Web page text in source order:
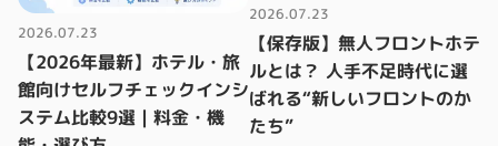
2026.07.23
【2026年最新】ホテル・旅
館向けセルフチェックインシ
ステム比較9選｜料金・機
2026.07.23
【保存版】無人フロントホテ
ルとは？ 人手不足時代に選
ばれる“新しいフロントのか
たち”